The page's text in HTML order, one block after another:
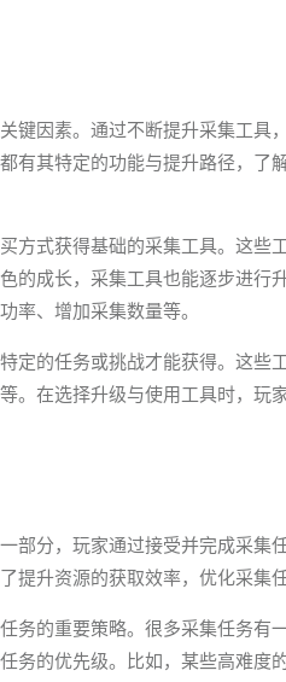
键因素。通过不断提升采集工具
有其特定的功能与提升路径，了
方式获得基础的采集工具。这些
的成长，采集工具也能逐步进行
率、增加采集数量等。
定的任务或挑战才能获得。这些
。在选择升级与使用工具时，玩
部分，玩家通过接受并完成采集
提升资源的获取效率，优化采集
务的重要策略。很多采集任务有
务的优先级。比如，某些高难度